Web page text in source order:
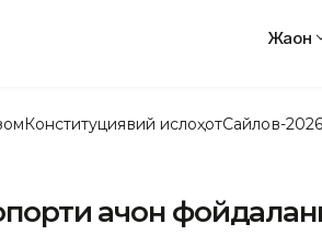
Жаҳон
Конституциявий ислоҳотСайлов-2026
қачон